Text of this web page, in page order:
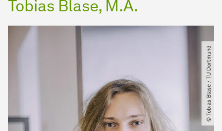
Tobias Blase, M.A.
© Tobias Blase ​/​ TU Dortmund